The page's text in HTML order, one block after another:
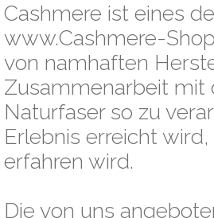
Cashmere ist eines
www.Cashmere-
von namhaften
Zusammenarbeit mit
Naturfaser so zu
Erlebnis erreicht
erfahren wird.
Die von uns